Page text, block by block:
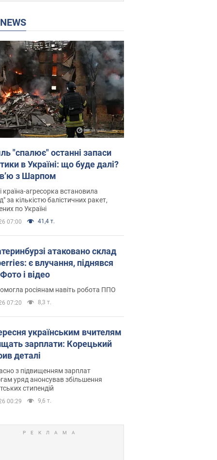
NEWS
"спалює" останні запаси
в Україні: що буде далі?
з Шарпом
країна-агресорка встановила
за кількістю балістичних ракет,
по Україні
07:00 41,4 т.
атаковано склад
є влучання, піднявся
і відео
росіянам навіть робота ППО
07:20 8,3 т.
українським вчителям
зарплати: Корецький
деталі
з підвищенням зарплат
уряд анонсував збільшення
стипендій
00:29 9,6 т.